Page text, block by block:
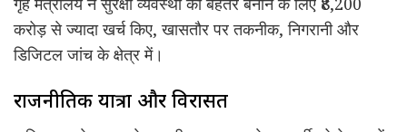
करोड़ से ज्यादा खर्च किए, खासतौर पर तकनीक, निगरानी और
डिजिटल जांच के क्षेत्र में।
राजनीतिक यात्रा और विरासत